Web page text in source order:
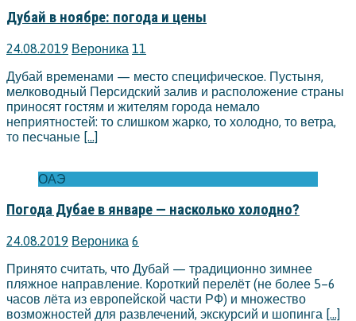
Дубай в ноябре: погода и цены
24.08.2019 Вероника 11
Дубай временами — место специфическое. Пустыня,
мелководный Персидский залив и расположение страны
приносят гостям и жителям города немало
неприятностей: то слишком жарко, то холодно, то ветра,
то песчаные […]
ОАЭ
Погода Дубае в январе — насколько холодно?
24.08.2019 Вероника 6
Принято считать, что Дубай — традиционно зимнее
пляжное направление. Короткий перелёт (не более 5–6
часов лёта из европейской части РФ) и множество
возможностей для развлечений, экскурсий и шопинга […]